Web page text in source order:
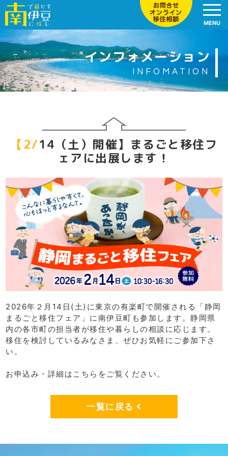
MENU
インフォメーション
INFOMATION
【2/14（土）開催】まるごと移住フ
ェアに出展します！
2026年２月14日(土)に東京の有楽町で開催される「静岡
まるごと移住フェア」に南伊豆町も参加します。静岡県
内の各市町の担当者が移住や暮らしの相談に応じます。
移住を検討しているみなさま、ぜひお気軽にご参加下さ
い。
お申込み・詳細は こちら をご覧ください。
一覧に戻る